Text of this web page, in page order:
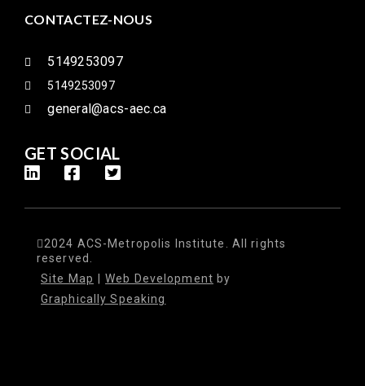
CONTACTEZ-NOUS
5149253097
5149253097
general@acs-aec.ca
GET SOCIAL
2024 ACS-Metropolis Institute. All rights
reserved.
Site Map
Web Development by
Graphically Speaking